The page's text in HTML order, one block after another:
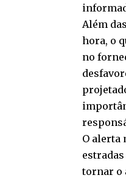
Além
hora, o
no
O alerta
tornar o